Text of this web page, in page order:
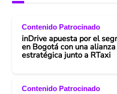
Contenido Patrocinado
inDrive apuesta por el
en Bogotá con una alianza
estratégica junto a RTaxi
Contenido Patrocinado